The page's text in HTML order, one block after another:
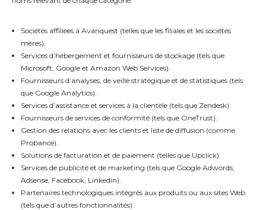
Sociétés affiliées à Avanquest (telles que les filiales et les sociétés
mères).
Services d’hébergement et fournisseurs de stockage (tels que
Microsoft, Google et Amazon Web Services).
Fournisseurs d’analyses, de veille stratégique et de statistiques (tels
que Google Analytics).
Services d’assistance et services à la clientèle (tels que Zendesk).
Fournisseurs de services de conformité (tels que OneTrust).
Gestion des relations avec les clients et liste de diffusion (comme
Probance).
Solutions de facturation et de paiement (telles que Upclick).
Services de publicité et de marketing (tels que Google Adwords,
Adsense, Facebook, Linkedin).
Partenaires technologiques intégrés aux produits ou aux sites Web
(tels que d’autres fonctionnalités).